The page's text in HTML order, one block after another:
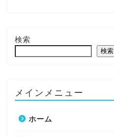
検索
検索
メインメニュー
ホーム